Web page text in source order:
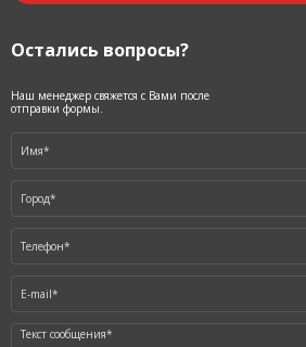
Остались вопросы?
Наш менеджер свяжется с Вами после
отправки формы.